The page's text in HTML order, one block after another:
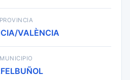
PROVINCIA
VALÈNCIA
MUNICIPIO